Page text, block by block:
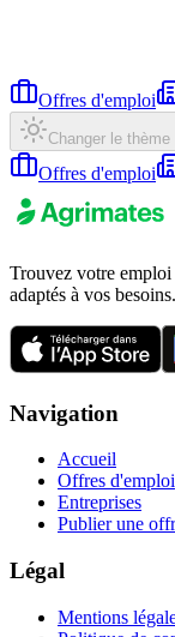
Offres d'emploi
Changer le thème
Offres d'emploi
Trouvez votre
adaptés à vos besoins.
Navigation
Accueil
Offres d'emploi
Entreprises
Publier une
Légal
Mentions